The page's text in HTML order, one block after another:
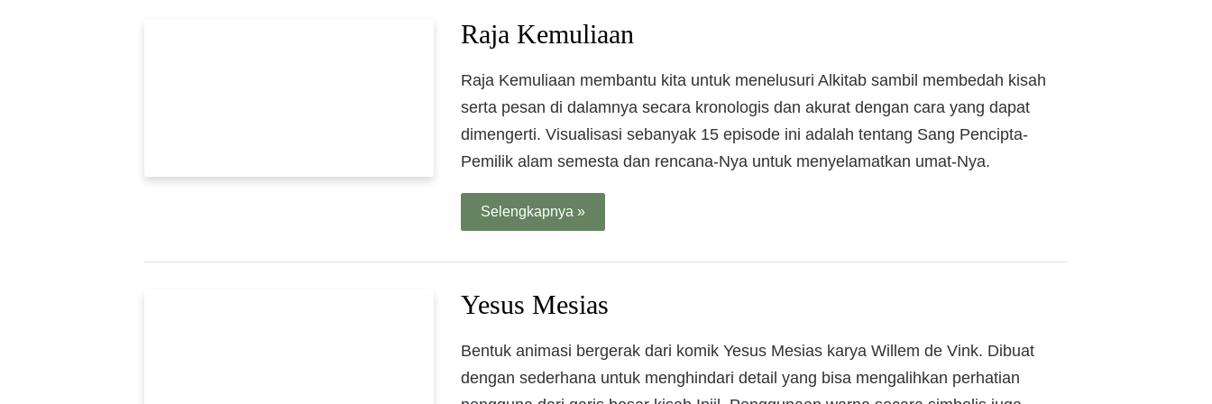
Raja Kemuliaan
Raja Kemuliaan membantu kita untuk menelusuri Alkitab sambil membedah kisah
serta pesan di dalamnya secara kronologis dan akurat dengan cara yang dapat
dimengerti. Visualisasi sebanyak 15 episode ini adalah tentang Sang Pencipta-
Pemilik alam semesta dan rencana-Nya untuk menyelamatkan umat-Nya.
Selengkapnya »
Yesus Mesias
Bentuk animasi bergerak dari komik Yesus Mesias karya Willem de Vink. Dibuat
dengan sederhana untuk menghindari detail yang bisa mengalihkan perhatian